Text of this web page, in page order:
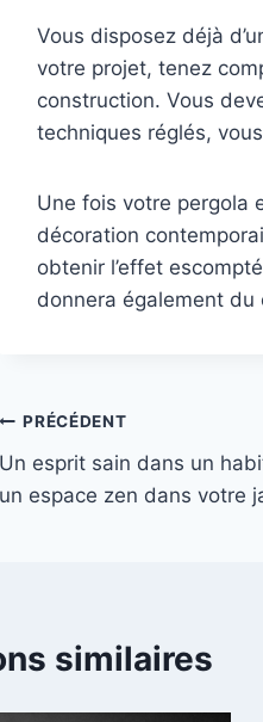
Vous disposez déjà
votre projet, tenez
construction. Vous
techniques réglés,
Une fois votre pergola
décoration
obtenir l’effet
donnera également
Navigation
de
PRÉCÉDENT
Un esprit sain dans un
un espace zen dans votre
similaires